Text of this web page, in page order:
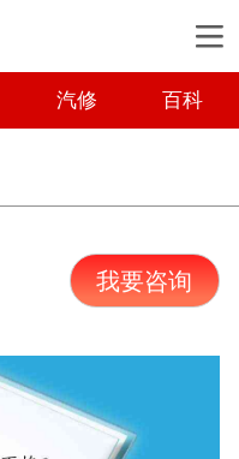
汽修 百科
我要咨询